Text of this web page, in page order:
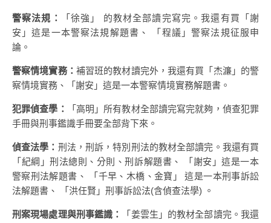
警察法規：
「徐強」 的教材全部讀完寫完。我還有買「謝
安」這是一本警察法規解題書、 「程議」警察法規征服申
論。
警察情境實務： 補習班的教材讀完外，我還有買「杰濂」的警
察情境實務、「謝安」這是一本警察情境實務解題書。
犯罪偵查學：
「高明」所有教材全部讀完寫完就夠，偵查犯罪
手冊與刑事鑑識手冊要全部背下來。
偵查法學： 刑法，刑訴，特別刑法的教材全部讀完。我還有買
「紀綱」刑法總則、分則、刑訴解題書、 「謝安」這是一本
警察刑法解題書、 「千早、木橋、金寶」 這是一本刑事訴訟
法解題書、 「洪任賢」刑事訴訟法(含偵查法學) 。
刑案現場處理與刑事鑑識：
「姜雲生」的教材全部讀完。我還